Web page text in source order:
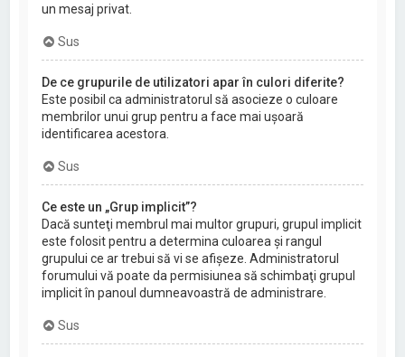
un mesaj privat.
Sus
De ce grupurile de utilizatori apar în culori diferite?
Este posibil ca administratorul să asocieze o culoare
membrilor unui grup pentru a face mai uşoară
identificarea acestora.
Sus
Ce este un „Grup implicit”?
Dacă sunteţi membrul mai multor grupuri, grupul implicit
este folosit pentru a determina culoarea şi rangul
grupului ce ar trebui să vi se afişeze. Administratorul
forumului vă poate da permisiunea să schimbaţi grupul
implicit în panoul dumneavoastră de administrare.
Sus